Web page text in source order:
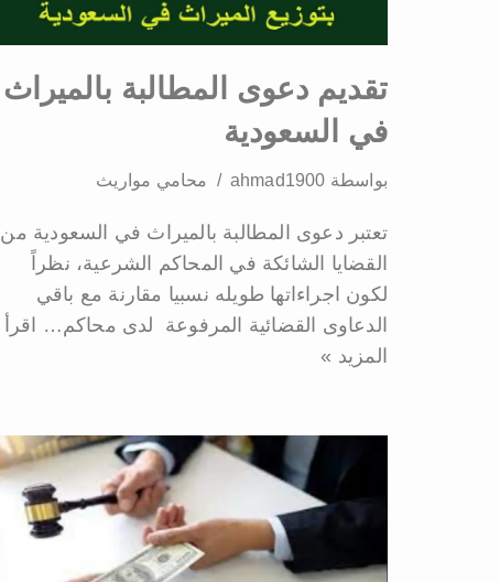
تقديم دعوى المطالبة بالميراث
في السعودية
بواسطة ahmad1900 محامي مواريث
تعتبر دعوى المطالبة بالميراث في السعودية من
القضايا الشائكة في المحاكم الشرعية، نظراً
لكون اجراءاتها طويله نسبيا مقارنة مع باقي
الدعاوى القضائية المرفوعة لدى محاكم…
اقرأ
المزيد »